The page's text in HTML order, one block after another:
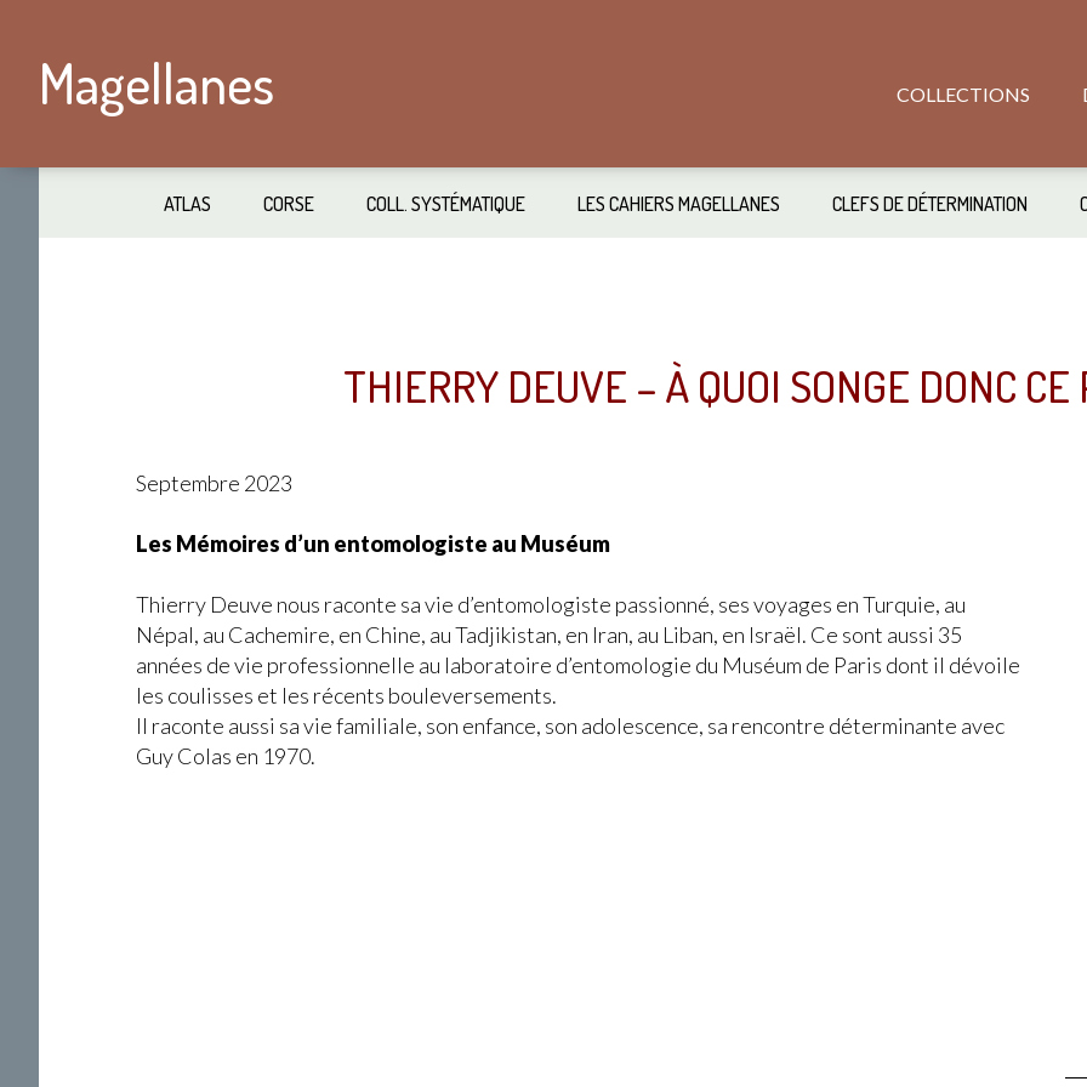
contenu
principal
secondary
navigation
Magellanes COLLECTIONS
ATLAS CORSE COLL. SYSTÉMATIQUE LES CAHIERS MAGELLANES CLEFS DE DÉTERMINATION
THIERRY DEUVE – À QUOI SONGE DONC
Septembre 2023
Les Mémoires d’un entomologiste au Muséum
Thierry Deuve nous raconte sa vie d’entomologiste passionné, ses voyages en Turquie, au
Népal, au Cachemire, en Chine, au Tadjikistan, en Iran, au Liban, en Israël. Ce sont aussi 35
années de vie professionnelle au laboratoire d’entomologie du Muséum de Paris dont il dévoile
les coulisses et les récents bouleversements.
Il raconte aussi sa vie familiale, son enfance, son adolescence, sa rencontre déterminante avec
Guy Colas en 1970.